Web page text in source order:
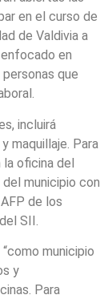
en el curso de
de Valdivia a
en
que
incluirá
maquillaje. Para
la oficina del
municipio con
de los
SII.
municipio
y
Para